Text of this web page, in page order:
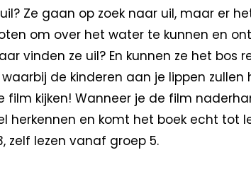
Ze gaan op zoek naar uil, maar er
om over het water te kunnen en
vinden ze uil? En kunnen ze het bos
de kinderen aan je lippen zullen
film kijken! Wanneer je de film
herkennen en komt het boek echt tot
zelf lezen vanaf groep 5.